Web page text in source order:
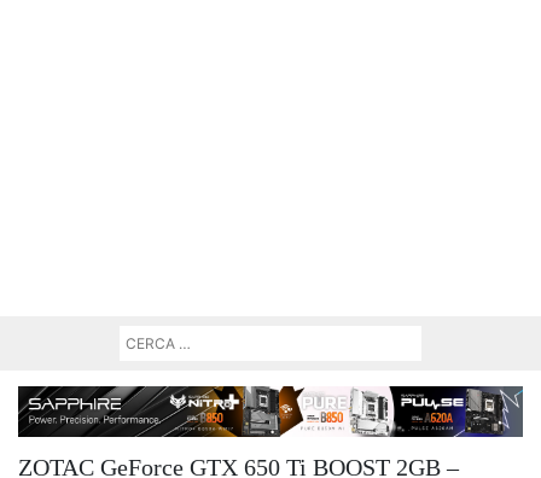
ZOTAC GeForce GTX 650 Ti BOOST 2GB –